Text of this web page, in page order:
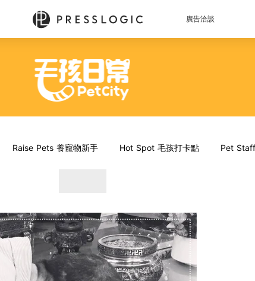
廣告洽談
Raise Pets 養寵物新手 Hot Spot 毛孩打卡點 Pet